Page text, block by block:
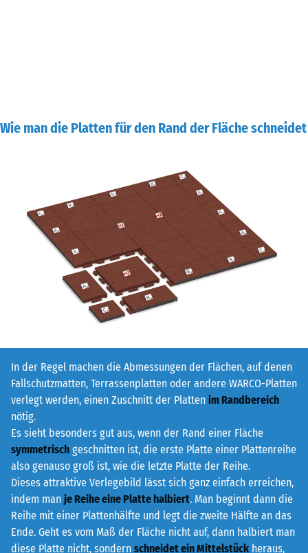
Wie man die Platten für den Rand der Fläche schneidet
In der Regel machen die Abmessungen der Flächen, auf denen
Fallschutzmatten, Terrassenplatten oder andere WARCO-Platten
verlegt werden, einen Zuschnitt der Platten im Randbereich
nötig.
Es sieht besonders gut aus, wenn der Rand einer Fläche
symmetrisch geschnitten ist, die erste Platte einer Plattenreihe
also genauso groß ist, wie die letzte Platte der Reihe.
Dieses attraktive Verlegebild lässt sich ganz einfach erreichen,
indem man je Reihe eine Platte halbiert. Man beginnt dann die
Reihe mit einer Plattenhälfte und legt die zweite Hälfte an das
Ende. Geht es vom Maß der Fläche nicht auf, dann halbiert man
diese Platte nicht, sondern schneidet ein Mittelstück heraus,